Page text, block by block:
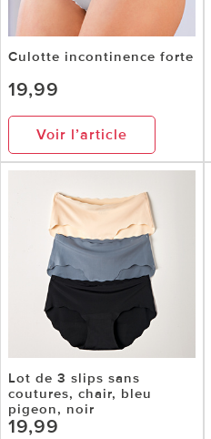
Culotte incontinence forte
19,99
Voir l’article
Lot de 3 slips sans
coutures, chair, bleu
pigeon, noir
19,99